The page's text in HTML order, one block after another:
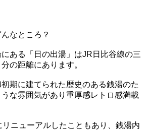
なところ？
ある「日の出湯」はJR日比谷線の三
の距離にあります。
初期に建てられた歴史のある銭湯のた
な雰囲気があり重厚感レトロ感満載
リニューアルしたこともあり、銭湯内